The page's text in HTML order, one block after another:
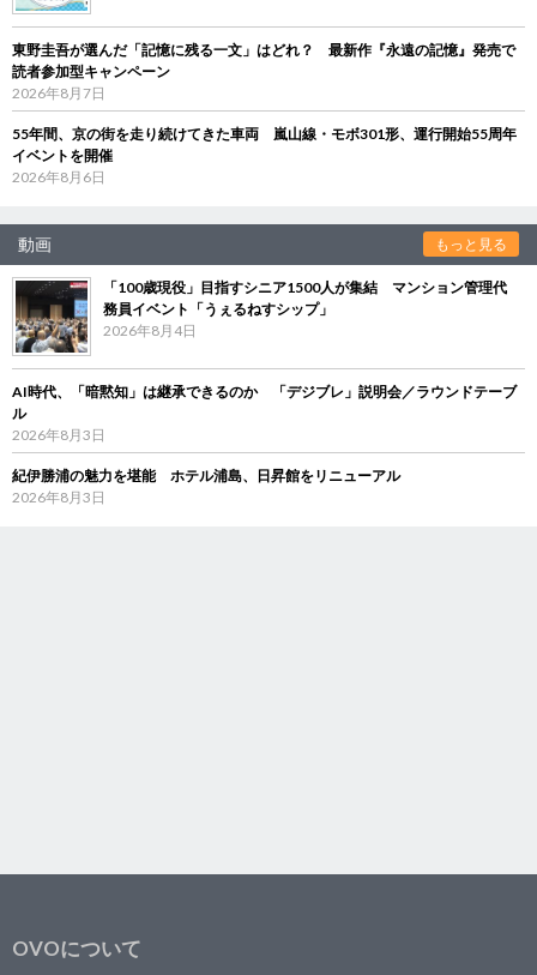
東野圭吾が選んだ「記憶に残る一文」はどれ？ 最新作『永遠の記憶』発売で
読者参加型キャンペーン
2026年8月7日
55年間、京の街を走り続けてきた車両 嵐山線・モボ301形、運行開始55周年
イベントを開催
2026年8月6日
動画 もっと見る
「100歳現役」目指すシニア1500人が集結 マンション管理代
務員イベント「うぇるねすシップ」
2026年8月4日
AI時代、「暗黙知」は継承できるのか 「デジブレ」説明会／ラウンドテーブ
ル
2026年8月3日
紀伊勝浦の魅力を堪能 ホテル浦島、日昇館をリニューアル
2026年8月3日
OVOについて